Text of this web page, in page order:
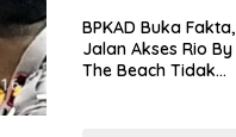
BPKAD Buka Fakta,
Jalan Akses Rio By
The Beach Tidak